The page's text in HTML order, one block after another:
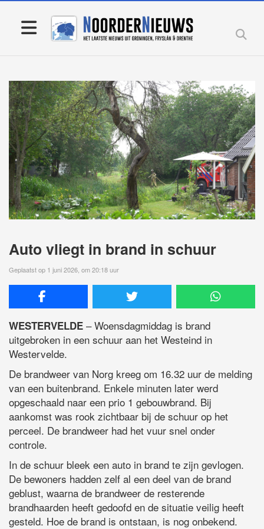
Auto vliegt in brand in schuur
Geplaatst op 1 juni 2026, om 20:18 uur
WESTERVELDE – Woensdagmiddag is brand
uitgebroken in een schuur aan het Westeind in
Westervelde.
De brandweer van Norg kreeg om 16.32 uur de melding
van een buitenbrand. Enkele minuten later werd
opgeschaald naar een prio 1 gebouwbrand. Bij
aankomst was rook zichtbaar bij de schuur op het
perceel. De brandweer had het vuur snel onder
controle.
In de schuur bleek een auto in brand te zijn gevlogen.
De bewoners hadden zelf al een deel van de brand
geblust, waarna de brandweer de resterende
brandhaarden heeft gedoofd en de situatie veilig heeft
gesteld. Hoe de brand is ontstaan, is nog onbekend.